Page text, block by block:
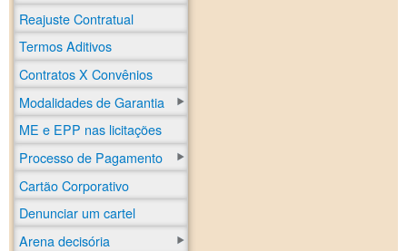
Reajuste Contratual
Termos Aditivos
Contratos X Convênios
Modalidades de Garantia
ME e EPP nas licitações
Processo de Pagamento
Cartão Corporativo
Denunciar um cartel
Arena decisória